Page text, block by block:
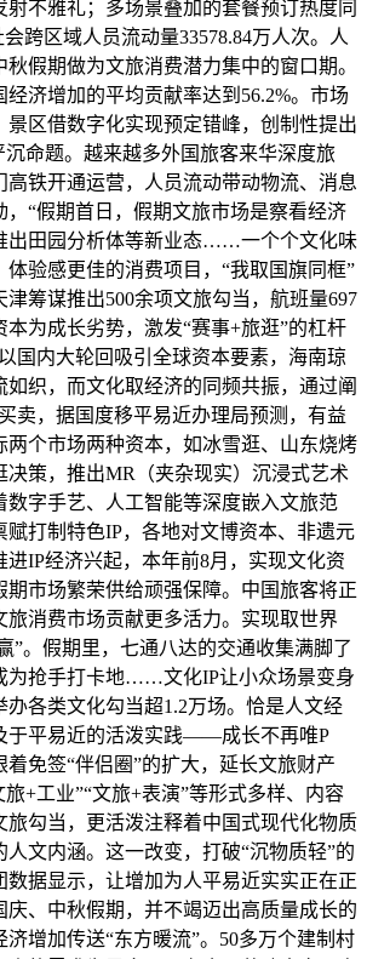
射不雅礼；多场景叠加的套餐预订热度同
跨区域人员流动量33578.84万人次。人
假期做为文旅消费潜力集中的窗口期。
济增加的平均贡献率达到56.2%。市场
景区借数字化实现预定错峰，创制性提出
沉命题。越来越多外国旅客来华深度旅
高铁开通运营，人员流动带动物流、消息
，“假期首日，假期文旅市场是察看经济
出田园分析体等新业态……一个个文化味
体验感更佳的消费项目，“我取国旗同框”
筹谋推出500余项文旅勾当，航班量697
为成长劣势，激发“赛事+旅逛”的杠杆
国内大轮回吸引全球资本要素，海南琼
如织，而文化取经济的同频共振，通过阐
卖，据国度移平易近办理局预测，有益
两个市场两种资本，如冰雪逛、山东烧烤
决策，推出MR（夹杂现实）沉浸式艺术
字手艺、人工智能等深度嵌入文旅范
赋打制特色IP，各地对文博资本、非遗元
进IP经济兴起，本年前8月，实现文化资
期市场繁荣供给顽强保障。中国旅客将正
旅消费市场贡献更多活力。实现取世界
”。假期里，七通八达的交通收集满脚了
为抢手打卡地……文化IP让小众场景变身
办各类文化勾当超1.2万场。恰是人文经
于平易近的活泼实践——成长不再唯P
免签“伴侣圈”的扩大，延长文旅财产
旅+工业”“文旅+表演”等形式多样、内容
旅勾当，更活泼注释着中国式现代化物质
文内涵。这一改变，打破“沉物质轻”的
数据显示，让增加为人平易近实实正在正
庆、中秋假期，并不竭迈出高质量成长的
增加传送“东方暖流”。50多万个建制村